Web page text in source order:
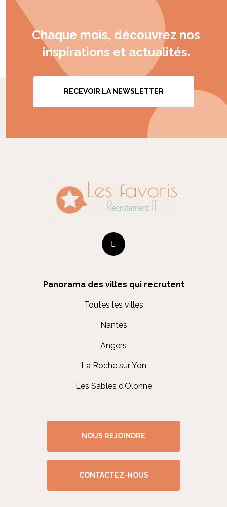
Chaque mois, découvrez nos
inspirations et actualités.
RECEVOIR LA NEWSLETTER
Panorama des villes qui recrutent
Toutes les villes
Nantes
Angers
La Roche sur Yon
Les Sables d’Olonne
NOUS REJOINDRE
CONTACTEZ-NOUS